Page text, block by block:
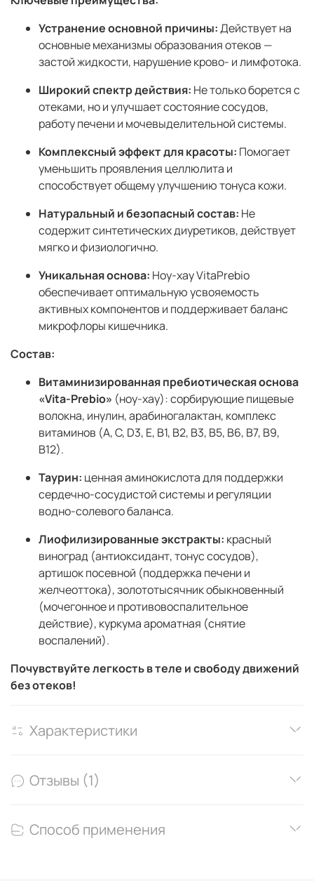
Устранение основной причины:Действует на
основные механизмы образования отеков —
застой жидкости, нарушение крово- и лимфотока.
Широкий спектр действия: Не только борется с
отеками, но и улучшает состояние сосудов,
работу печени и мочевыделительной системы.
Комплексный эффект для красоты: Помогает
уменьшить проявления целлюлита и
способствует общему улучшению тонуса кожи.
Натуральный и безопасный состав: Не
содержит синтетических диуретиков, действует
мягко и физиологично.
Уникальная основа: Ноу-хау VitaPrebio
обеспечивает оптимальную усвояемость
активных компонентов и поддерживает баланс
микрофлоры кишечника.
Состав:
Витаминизированная пребиотическая основа
«Vita-Prebio» (ноу-хау): сорбирующие пищевые
волокна, инулин, арабиногалактан, комплекс
витаминов (A, C, D3, E, B1, B2, B3, B5, B6, B7, B9,
B12).
Таурин: ценная аминокислота для поддержки
сердечно-сосудистой системы и регуляции
водно-солевого баланса.
Лиофилизированные экстракты: красный
виноград (антиоксидант, тонус сосудов),
артишок посевной (поддержка печени и
желчеоттока), золототысячник обыкновенный
(мочегонное и противовоспалительное
действие), куркума ароматная (снятие
воспалений).
Почувствуйте легкость в теле и свободу движений
без отеков!
Характеристики
Отзывы (1)
Способ применения